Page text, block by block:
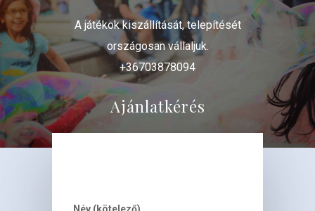
A játékok kiszállítását, telepítését
országosan vállaljuk.
+36703878094
Ajánlatkérés